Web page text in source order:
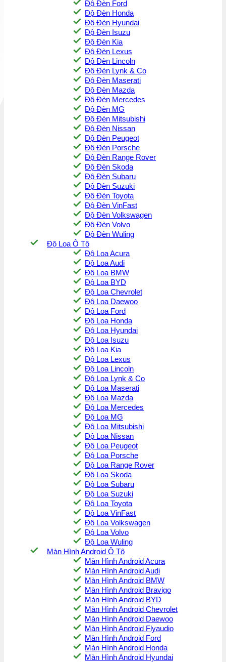
Độ Đèn Ford
Độ Đèn Honda
Độ Đèn Hyundai
Độ Đèn Isuzu
Độ Đèn Kia
Độ Đèn Lexus
Độ Đèn Lincoln
Độ Đèn Lynk & Co
Độ Đèn Maserati
Độ Đèn Mazda
Độ Đèn Mercedes
Độ Đèn MG
Độ Đèn Mitsubishi
Độ Đèn Nissan
Độ Đèn Peugeot
Độ Đèn Porsche
Độ Đèn Range Rover
Độ Đèn Skoda
Độ Đèn Subaru
Độ Đèn Suzuki
Độ Đèn Toyota
Độ Đèn VinFast
Độ Đèn Volkswagen
Độ Đèn Volvo
Độ Đèn Wuling
Độ Loa Ô Tô
Độ Loa Acura
Độ Loa Audi
Độ Loa BMW
Độ Loa BYD
Độ Loa Chevrolet
Độ Loa Daewoo
Độ Loa Ford
Độ Loa Honda
Độ Loa Hyundai
Độ Loa Isuzu
Độ Loa Kia
Độ Loa Lexus
Độ Loa Lincoln
Độ Loa Lynk & Co
Độ Loa Maserati
Độ Loa Mazda
Độ Loa Mercedes
Độ Loa MG
Độ Loa Mitsubishi
Độ Loa Nissan
Độ Loa Peugeot
Độ Loa Porsche
Độ Loa Range Rover
Độ Loa Skoda
Độ Loa Subaru
Độ Loa Suzuki
Độ Loa Toyota
Độ Loa VinFast
Độ Loa Volkswagen
Độ Loa Volvo
Độ Loa Wuling
Màn Hình Android Ô Tô
Màn Hình Android Acura
Màn Hình Android Audi
Màn Hình Android BMW
Màn Hình Android Bravigo
Màn Hình Android BYD
Màn Hình Android Chevrolet
Màn Hình Android Daewoo
Màn Hình Android Flyaudio
Màn Hình Android Ford
Màn Hình Android Honda
Màn Hình Android Hyundai